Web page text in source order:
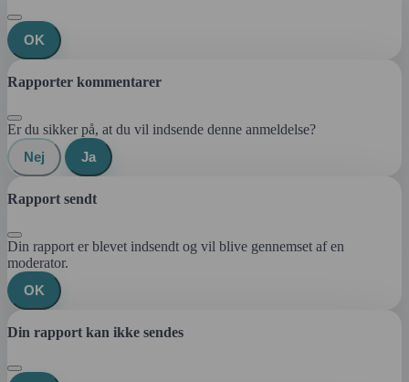
OK
Rapporter kommentarer
Er du sikker på, at du vil indsende denne anmeldelse?
Nej
Ja
Rapport sendt
Din rapport er blevet indsendt og vil blive gennemset af en
moderator.
OK
Din rapport kan ikke sendes